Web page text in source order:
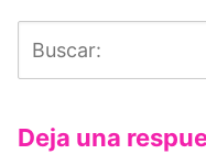
Deja una